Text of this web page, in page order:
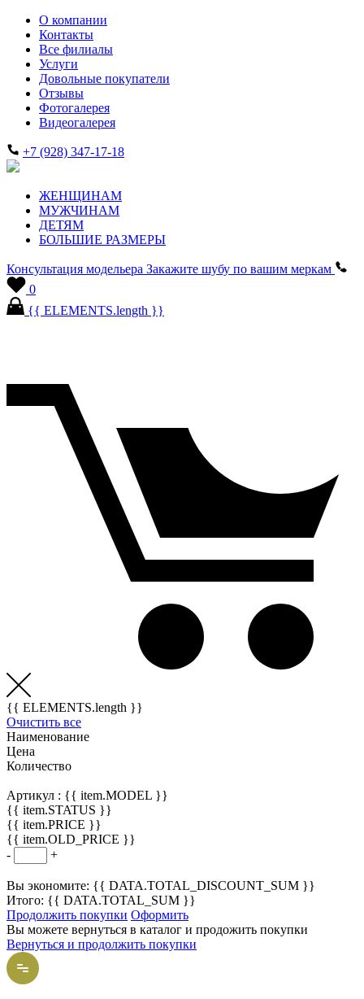
О компании
Контакты
Все филиалы
Услуги
Довольные покупатели
Отзывы
Фотогалерея
Видеогалерея
+7 (928) 347-17-18
ЖЕНЩИНАМ
МУЖЧИНАМ
ДЕТЯМ
БОЛЬШИЕ РАЗМЕРЫ
Консультация модельера Закажите шубу по вашим меркам
0
{{ ELEMENTS.length }}
{{ ELEMENTS.length }}
Очистить все
Наименование
Цена
Количество
Артикул : {{ item.MODEL }}
{{ item.STATUS }}
{{ item.PRICE }}
{{ item.OLD_PRICE }}
-
+
Вы экономите: {{ DATA.TOTAL_DISCOUNT_SUM }}
Итого: {{ DATA.TOTAL_SUM }}
Продолжить покупки Оформить
Вы можете вернуться в каталог и продожить покупки
Вернуться и продолжить покупки